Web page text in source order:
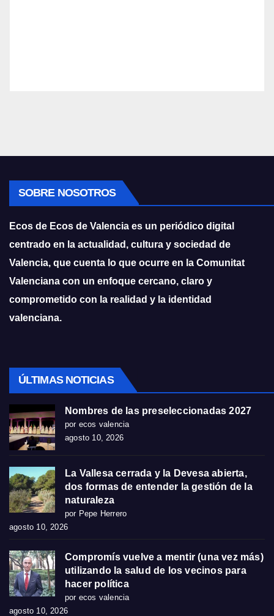
SOBRE NOSOTROS
Ecos de Ecos de Valencia es un periódico digital
centrado en la actualidad, cultura y sociedad de
Valencia, que cuenta lo que ocurre en la Comunitat
Valenciana con un enfoque cercano, claro y
comprometido con la realidad y la identidad
valenciana.
ÚLTIMAS NOTICIAS
Nombres de las preseleccionadas 2027
por ecos valencia
agosto 10, 2026
La Vallesa cerrada y la Devesa abierta,
dos formas de entender la gestión de la
naturaleza
por Pepe Herrero
agosto 10, 2026
Compromís vuelve a mentir (una vez más)
utilizando la salud de los vecinos para
hacer política
por ecos valencia
agosto 10, 2026